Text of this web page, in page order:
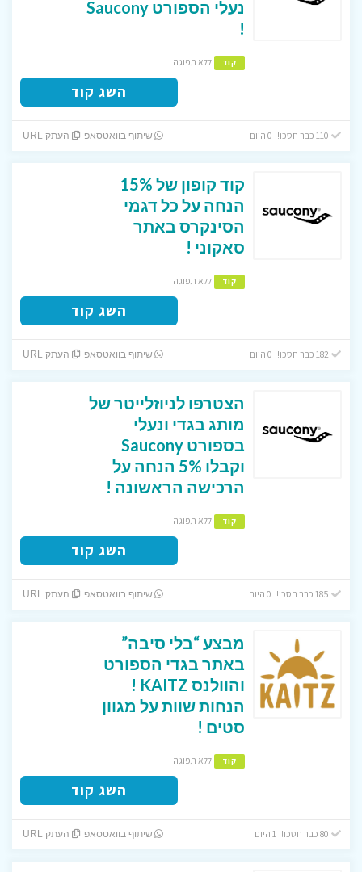
נעלי הספורט Saucony
!
קוד ללא תפוגה
השג קוד
שיתוף בוואטסאפ העתק URL
קוד קופון של 15%
הנחה על כל דגמי
הסינקרס באתר
סאקוני !
קוד ללא תפוגה
השג קוד
182 כבר חסכו! 0 היום שיתוף בוואטסאפ העתק URL
הצטרפו לניוזלייטר של
מותג בגדי ונעלי
בספורט Saucony
וקבלו 5% הנחה על
הרכישה הראשונה !
קוד ללא תפוגה
השג קוד
שיתוף בוואטסאפ העתק URL
מבצע “בלי סיבה”
באתר בגדי הספורט
והוולנס KAITZ !
הנחות שוות על מגוון
סטים !
קוד ללא תפוגה
השג קוד
שיתוף בוואטסאפ העתק URL